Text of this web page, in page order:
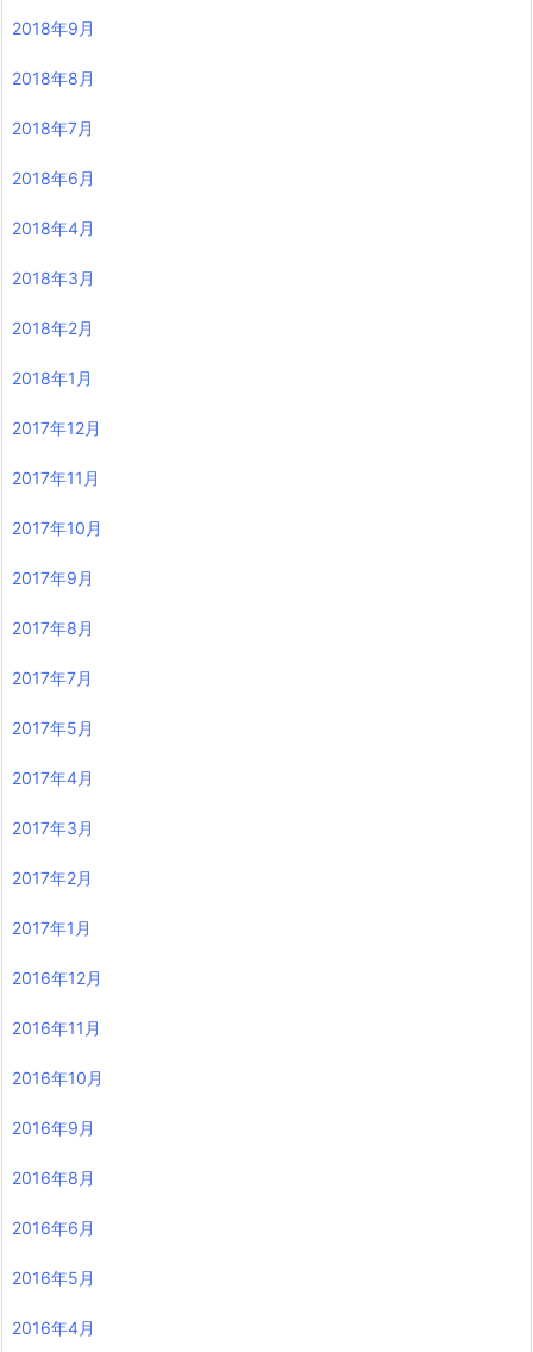
2018年9月
2018年8月
2018年7月
2018年6月
2018年4月
2018年3月
2018年2月
2018年1月
2017年12月
2017年11月
2017年10月
2017年9月
2017年8月
2017年7月
2017年5月
2017年4月
2017年3月
2017年2月
2017年1月
2016年12月
2016年11月
2016年10月
2016年9月
2016年8月
2016年6月
2016年5月
2016年4月